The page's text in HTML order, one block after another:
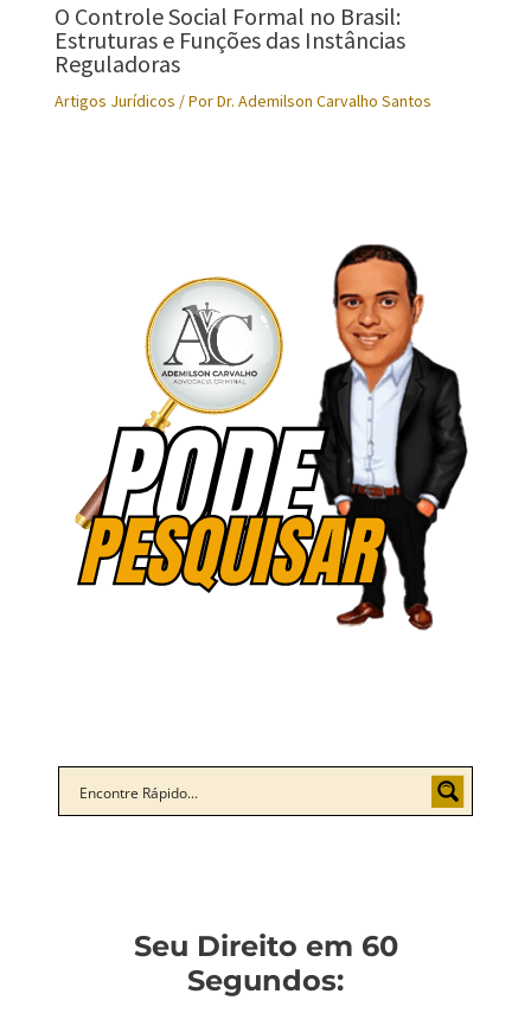
O Controle Social Formal no Brasil:
Estruturas e Funções das Instâncias
Reguladoras
Artigos Jurídicos / PorDr. Ademilson Carvalho Santos
Seu Direito em 60
Segundos: